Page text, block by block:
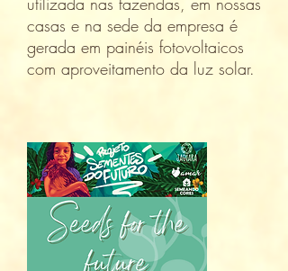
casas e na sede da empresa é
gerada em painéis fotovoltaicos
com aproveitamento da luz solar.